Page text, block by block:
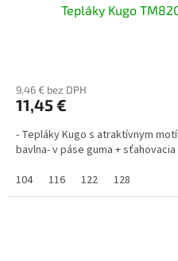
Tepláky Kugo
9,46 € bez DPH
11,45 €
- Tepláky Kugo s atraktívnym
bavlna- v páse guma +
104
116 122 128